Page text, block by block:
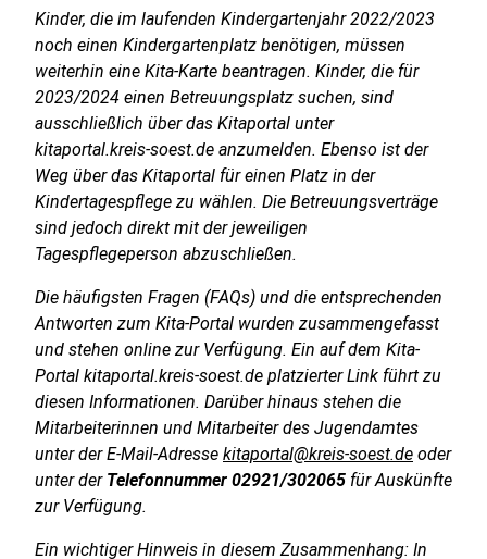
Kinder, die im laufenden Kindergartenjahr 2022/2023
noch einen Kindergartenplatz benötigen, müssen
weiterhin eine Kita-Karte beantragen. Kinder, die für
2023/2024 einen Betreuungsplatz suchen, sind
ausschließlich über das Kitaportal unter
kitaportal.kreis-soest.de anzumelden. Ebenso ist der
Weg über das Kitaportal für einen Platz in der
Kindertagespflege zu wählen. Die Betreuungsverträge
sind jedoch direkt mit der jeweiligen
Tagespflegeperson abzuschließen.
Die häufigsten Fragen (FAQs) und die entsprechenden
Antworten zum Kita-Portal wurden zusammengefasst
und stehen online zur Verfügung. Ein auf dem Kita-
Portal kitaportal.kreis-soest.de platzierter Link führt zu
diesen Informationen. Darüber hinaus stehen die
Mitarbeiterinnen und Mitarbeiter des Jugendamtes
unter der E-Mail-Adresse kitaportal@kreis-soest.de oder
unter der Telefonnummer 02921/302065 für Auskünfte
zur Verfügung.
Ein wichtiger Hinweis in diesem Zusammenhang: In